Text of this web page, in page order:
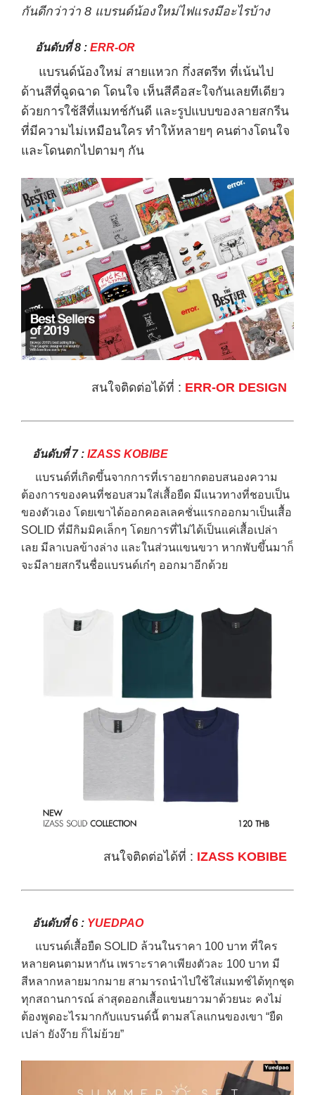
กันดีกว่าว่า 8 แบรนด์น้องใหม่ไฟแรงมีอะไรบ้าง
อันดับที่ 8 : ERR-OR
แบรนด์น้องใหม่ สายแหวก กึ่งสตรีท ที่เน้นไป
ด้านสีที่ฉูดฉาด โดนใจ เห็นสีคือสะใจกันเลยทีเดียว
ด้วยการใช้สีที่แมทช์กันดี และรูปแบบของลายสกรีน
ที่มีความไม่เหมือนใคร ทำให้หลายๆ คนต่างโดนใจ
และโดนตกไปตามๆ กัน
สนใจติดต่อได้ที่ : ERR-OR DESIGN
อันดับที่ 7 : IZASS KOBIBE
แบรนด์ที่เกิดขึ้นจากการที่เราอยากตอบสนองความ
ต้องการของคนที่ชอบสวมใส่เสื้อยืด มีแนวทางที่ชอบเป็น
ของตัวเอง โดยเขาได้ออกคอลเลคชั่นแรกออกมาเป็นเสื้อ
SOLID ที่มีกิมมิคเล็กๆ โดยการที่ไม่ได้เป็นแค่เสื้อเปล่า
เลย มีลาเบลข้างล่าง และในส่วนแขนขวา หากพับขึ้นมาก็
จะมีลายสกรีนชื่อแบรนด์เก๋ๆ ออกมาอีกด้วย
สนใจติดต่อได้ที่ : IZASS KOBIBE
อันดับที่ 6 : YUEDPAO
แบรนด์เสื้อยืด SOLID ล้วนในราคา 100 บาท ที่ใคร
หลายคนตามหากัน เพราะราคาเพียงตัวละ 100 บาท มี
สีหลากหลายมากมาย สามารถนำไปใช้ใส่แมทช์ได้ทุกชุด
ทุกสถานการณ์ ล่าสุดออกเสื้อแขนยาวมาด้วยนะ คงไม่
ต้องพูดอะไรมากกับแบรนด์นี้ ตามสโลแกนของเขา “ยืด
เปล่า ยังง๊าย ก็ไม่ย้วย”